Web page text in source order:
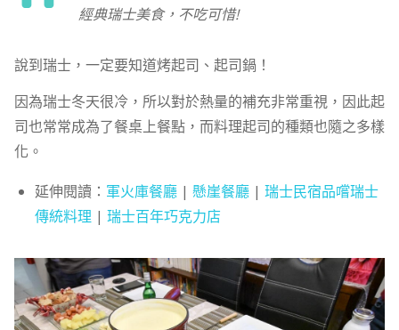
經典瑞士美食，不吃可惜!
說到瑞士，一定要知道烤起司、起司鍋！
因為瑞士冬天很冷，所以對於熱量的補充非常重視，因此起
司也常常成為了餐桌上餐點，而料理起司的種類也隨之多樣
化。
延伸閱讀： 軍火庫餐廳| 懸崖餐廳| 瑞士民宿品嚐瑞士
傳統料理 | 瑞士百年巧克力店